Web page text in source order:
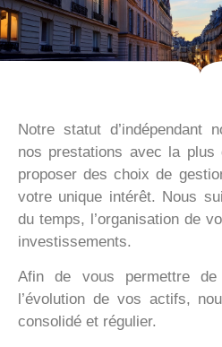
Notre statut d’indépendant
nos prestations avec la plus
proposer des choix de
votre unique intérêt. Nous
du temps, l’organisation de
investissements.
Afin de vous permettre
l’évolution de vos actifs,
consolidé et régulier.